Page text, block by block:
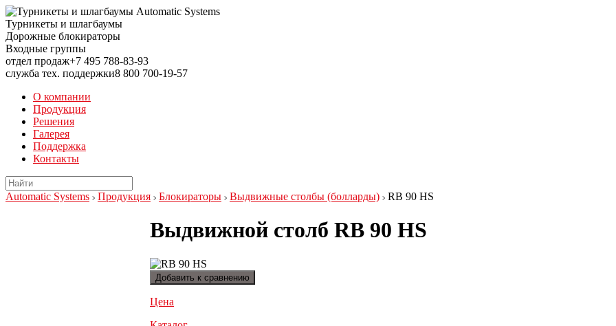
Турникеты и шлагбаумы
Дорожные блокираторы
Входные группы
отдел продаж+7 495 788-83-93
служба тех. поддержки8 800 700-19-57
О компании
Продукция
Решения
Галерея
Поддержка
Контакты
Automatic Systems Продукция Блокираторы Выдвижные столбы (болларды) RB 90 HS
Выдвижной столб RB 90 HS
Добавить к сравнению
Цена